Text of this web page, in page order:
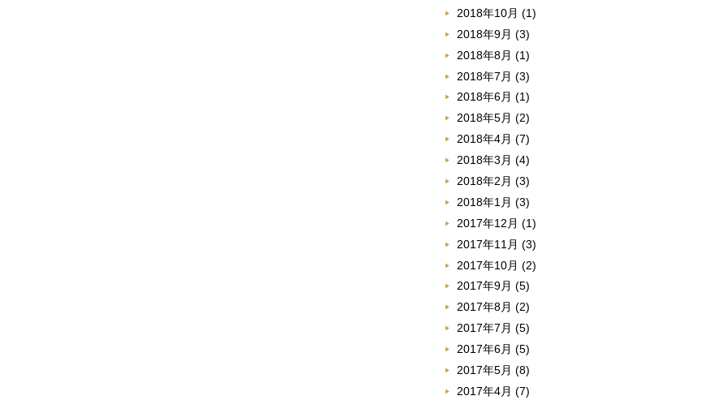
2018年10月 (1)
2018年9月 (3)
2018年8月 (1)
2018年7月 (3)
2018年6月 (1)
2018年5月 (2)
2018年4月 (7)
2018年3月 (4)
2018年2月 (3)
2018年1月 (3)
2017年12月 (1)
2017年11月 (3)
2017年10月 (2)
2017年9月 (5)
2017年8月 (2)
2017年7月 (5)
2017年6月 (5)
2017年5月 (8)
2017年4月 (7)